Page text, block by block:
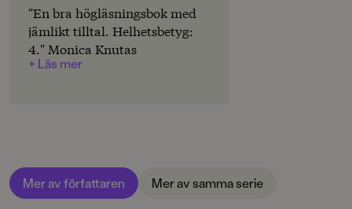
2022-12-14
LÄSORDNING
Produktdetaljer
"En bra högläsningsbok med
jämlikt tilltal. Helhetsbetyg:
4." Monica Knutas
+ Läs mer
Mer av författaren Mer av samma serie